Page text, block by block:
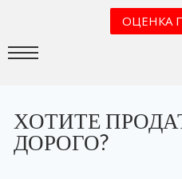
ОЦЕНКА
ХОТИТЕ
ДОРОГО?